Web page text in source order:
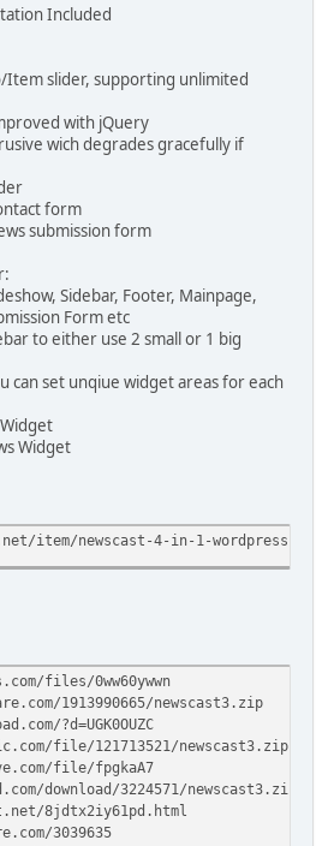
Included
slider, supporting unlimited
with jQuery
wich degrades gracefully if
form
submission form
Sidebar, Footer, Mainpage,
Form etc
to either use 2 small or 1 big
can set unqiue widget areas for each
Widget
item/newscast-4-in-1-wordpress-
files/0ww60ywwn
1913990665/newscast3.zip
?d=UGK0OUZC
file/121713521/newscast3.zip
file/fpgkaA7
download/3224571/newscast3.zip
8jdtx2iy61pd.html
3039635